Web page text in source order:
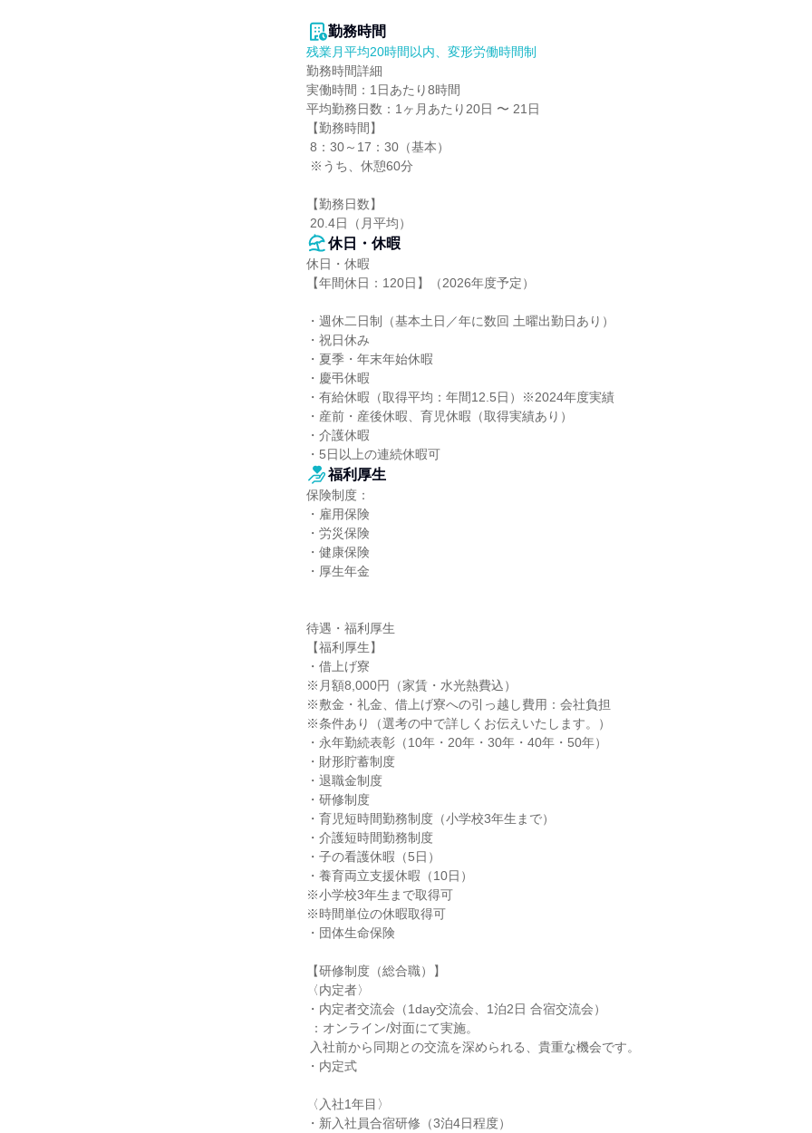
勤務時間
残業月平均20時間以内、変形労働時間制
勤務時間詳細
実働時間：1日あたり8時間
平均勤務日数：1ヶ月あたり20日 〜 21日
【勤務時間】
【勤務日数】
20.4日（月平均）
休日・休暇
休日・休暇
【年間休日：120日】（2026年度予定）
・週休二日制（基本土日／年に数回 土曜出勤日あり）
・祝日休み
・夏季・年末年始休暇
・慶弔休暇
・有給休暇（取得平均：年間12.5日）※2024年度実績
・産前・産後休暇、育児休暇（取得実績あり）
・介護休暇
・5日以上の連続休暇可
福利厚生
保険制度：
・雇用保険
・労災保険
・健康保険
・厚生年金
待遇・福利厚生
【福利厚生】
・借上げ寮
※月額8,000円（家賃・水光熱費込）
※敷金・礼金、借上げ寮への引っ越し費用：会社負担
※条件あり（選考の中で詳しくお伝えいたします。）
・永年勤続表彰（10年・20年・30年・40年・50年）
・財形貯蓄制度
・退職金制度
・研修制度
・育児短時間勤務制度（小学校3年生まで）
・介護短時間勤務制度
・子の看護休暇（5日）
・養育両立支援休暇（10日）
※小学校3年生まで取得可
※時間単位の休暇取得可
・団体生命保険
【研修制度（総合職）】
〈内定者〉
・内定者交流会（1day交流会、1泊2日 合宿交流会）
・内定式
〈入社1年目〉
・新入社員合宿研修（3泊4日程度）